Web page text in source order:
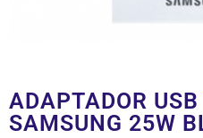
ADAPTADOR
SAMSUNG 25W